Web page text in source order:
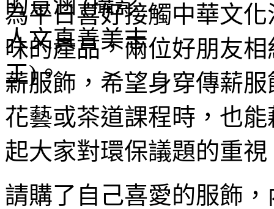
為平日喜好接觸中華文
味的產品，兩位好朋友
薪服飾，希望身穿傳薪
花藝或茶道課程時，也
起大家對環保議題的重視
請購了自己喜愛的服飾